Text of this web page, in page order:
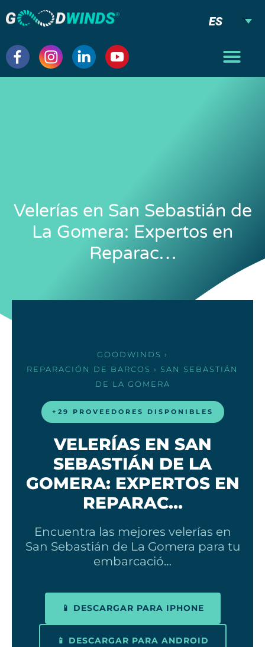
ES
Velerías en San Sebastián de
La Gomera: Expertos en
Reparac…
GOODWINDS ›
REPARACIÓN DE BARCOS › SAN SEBASTIÁN
DE LA GOMERA
+29 PROVEEDORES DISPONIBLES
VELERÍAS EN SAN
SEBASTIÁN DE LA
GOMERA: EXPERTOS EN
REPARAC…
Encuentra las mejores velerías en
San Sebastián de La Gomera para tu
embarcació…
📱 DESCARGAR PARA IPHONE
📱 DESCARGAR PARA ANDROID